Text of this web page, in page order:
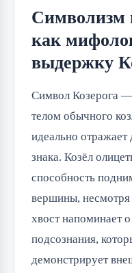
Символизм
как
выдержку
Символ Козерога —
телом обычного
идеально
знака. Козёл
способность
вершины,
хвост напоминает
подсознания,
демонстрирует